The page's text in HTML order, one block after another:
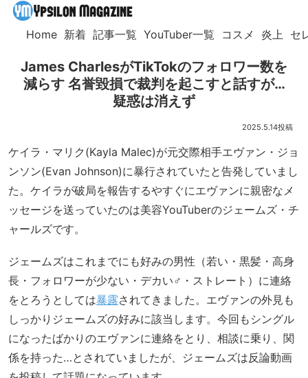
Home 新着 記事一覧 YouTuber一覧 コスメ 炎上 セ
James CharlesがTikTokのフォロワー数を
減らす 名誉毀損で裁判を起こすと話すが…
疑惑は消えず
2025.5.14
ケイラ・マリク(Kayla Malec)が元交際相手エヴァン・ジョ
ンソン(Evan Johnson)に暴行されていたと告発していまし
た。ケイラが破局を報告するやすぐにエヴァンに親密なメ
ッセージを送っていたのは美容YouTuberのジェームズ・チ
ャールズです。
ジェームズはこれまでにも好みの男性（若い・黒髪・高身
長・フォロワーが少ない・デカい♂・ストレート）に連絡
をとろうとしては暴露されてきました。エヴァンの外見も
しっかりジェームズの好みに該当します。今回もシングル
になったばかりのエヴァンに連絡をとり、相談に乗り、関
係を持った…とされていましたが、ジェームズは反論動画